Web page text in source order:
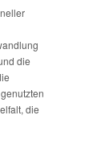
die
die